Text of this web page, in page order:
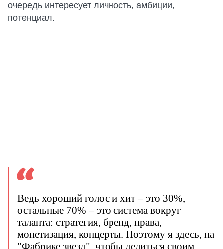
очередь интересует личность, амбиции,
потенциал.
Ведь хороший голос и хит – это 30%,
остальные 70% – это система вокруг
таланта: стратегия, бренд, права,
монетизация, концерты. Поэтому я здесь, на
"Фабрике звезд", чтобы делиться своим